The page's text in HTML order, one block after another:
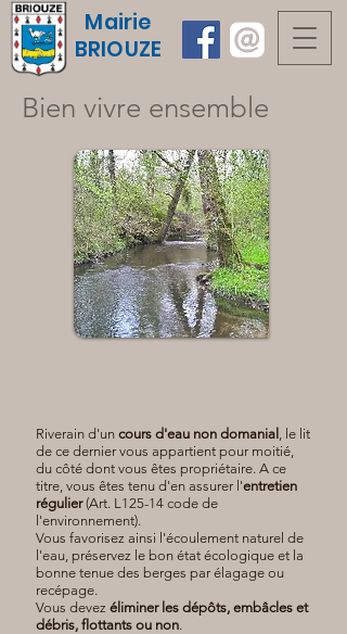
Mairie
BRIOUZE
Bien vivre ensemble
Riverain d'un cours d'eau non domanial , le lit
de ce dernier vous appartient pour moitié,
du côté dont vous êtes propriétaire. A ce
titre, vous êtes tenu d'en assurer l'entretien
régulier(Art. L125-14 code de
l'environnement).
Vous favorisez ainsi l'écoulement naturel de
l'eau, préservez le bon état écologique et la
bonne tenue des berges par élagage ou
recépage.
Vous devez éliminer les dépôts, embâcles et
débris, flottants ou non.